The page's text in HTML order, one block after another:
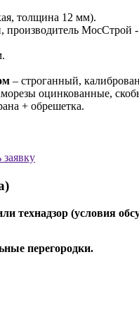
толщина 12 мм).
производитель МосСтрой
– строганный,
оцинкованные,
+ обрешетка.
заявку
технадзор (условия
перегородки.